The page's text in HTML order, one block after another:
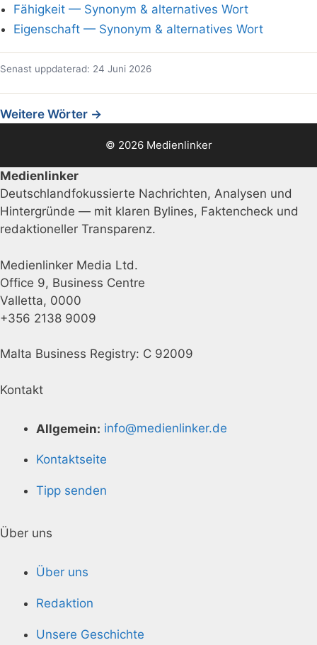
Fähigkeit — Synonym & alternatives Wort
Eigenschaft — Synonym & alternatives Wort
Senast uppdaterad: 24 Juni 2026
Weitere Wörter →
© 2026 Medienlinker
Medienlinker
Deutschlandfokussierte Nachrichten, Analysen und
Hintergründe — mit klaren Bylines, Faktencheck und
redaktioneller Transparenz.
Medienlinker Media Ltd.
Office 9, Business Centre
Valletta, 0000
+356 2138 9009
Malta Business Registry: C 92009
Kontakt
Allgemein: info@medienlinker.de
Kontaktseite
Tipp senden
Über uns
Über uns
Redaktion
Unsere Geschichte